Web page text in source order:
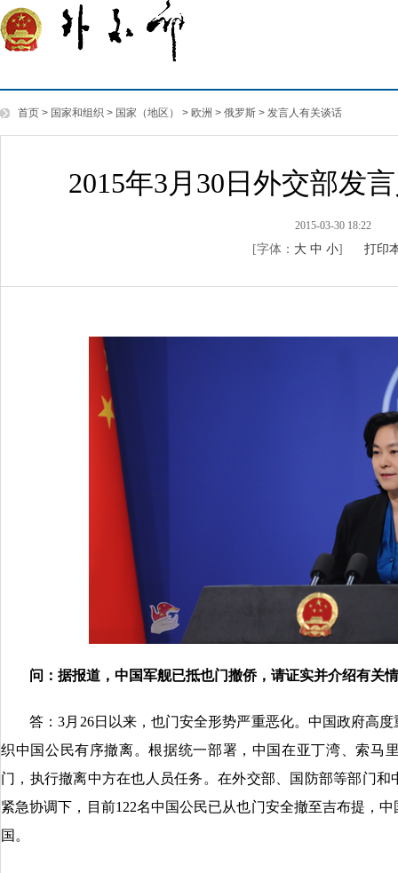
首页 > 国家和组织 > 国家（地区） > 欧洲 > 俄罗斯 > 发言人有关谈话
2015年3月30日外交部发
2015-03-30 18:22
[字体： 大 中 小] 打印
问： 据报道，中国军舰已抵也门撤侨，请证实并介绍有关
答：3月26日以来，也门安全形势严重恶化。中国政府高度
织中国公民有序撤离。根据统一部署，中国在亚丁湾、索马
门，执行撤离中方在也人员任务。在外交部、国防部等部门
紧急协调下，目前122名中国公民已从也门安全撤至吉布提，
国。